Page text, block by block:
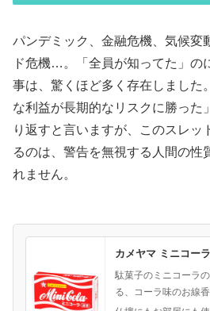
パンデミック、金融危機、気候変
ド危機…。「全員が知ってた」の
事は、驚くほど多く存在しました
な利益が長期的なリスクに勝った
り返すと言いますが、このスレッ
るのは、警告を無視する人間の性
れません。
カメヤマ ミニコー
駄菓子のミニコーラ
る、コーラ味のお線香